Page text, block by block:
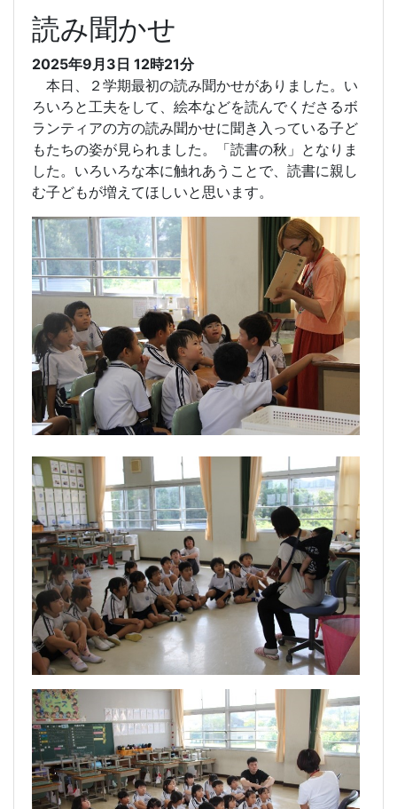
読み聞かせ
2025年9月3日 12時21分
本日、２学期最初の読み聞かせがありました。い
ろいろと工夫をして、絵本などを読んでくださるボ
ランティアの方の読み聞かせに聞き入っている子ど
もたちの姿が見られました。「読書の秋」となりま
した。いろいろな本に触れあうことで、読書に親し
む子どもが増えてほしいと思います。